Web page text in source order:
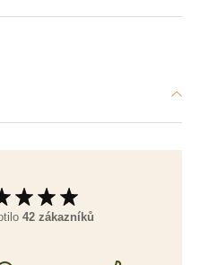
42 zákazníků